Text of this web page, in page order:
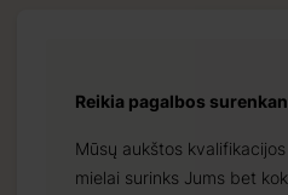
Reikia pagalbos
Mūsų aukštos
mielai surinks Jums bet